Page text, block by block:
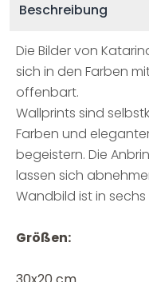
Beschreibung
Die Bilder von
sich in den Farben
offenbart.
Wallprints sind
Farben und
begeistern. Die
lassen sich
Wandbild ist in
Größen: